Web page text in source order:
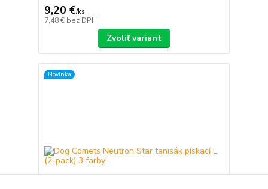
9,20 €/ks
7,48 € bez DPH
Zvoliť variant
Novinka